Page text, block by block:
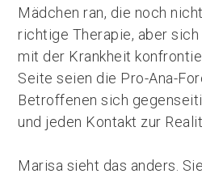
Mädchen ran, die noch
richtige Therapie, aber sich
mit der Krankheit
Seite seien die Pro-Ana-
Betroffenen sich
und jeden Kontakt zur
Marisa sieht das anders.